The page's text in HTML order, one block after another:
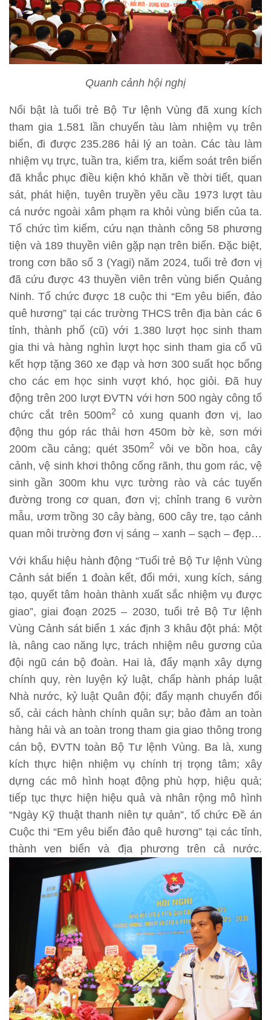
Quanh cảnh hội nghị
Nổi bật là tuổi trẻ Bộ Tư lệnh Vùng đã xung kích
tham gia 1.581 lần chuyến tàu làm nhiệm vụ trên
biển, đi được 235.286 hải lý an toàn. Các tàu làm
nhiệm vụ trực, tuần tra, kiểm tra, kiểm soát trên biển
đã khắc phục điều kiện khó khăn về thời tiết, quan
sát, phát hiện, tuyên truyền yêu cầu 1973 lượt tàu
cá nước ngoài xâm phạm ra khỏi vùng biển của ta.
Tổ chức tìm kiếm, cứu nạn thành công 58 phương
tiện và 189 thuyền viên gặp nạn trên biển. Đặc biệt,
trong cơn bão số 3 (Yagi) năm 2024, tuổi trẻ đơn vị
đã cứu được 43 thuyền viên trên vùng biển Quảng
Ninh. Tổ chức được 18 cuộc thi “Em yêu biển, đảo
quê hương” tại các trường THCS trên địa bàn các 6
tỉnh, thành phố (cũ) với 1.380 lượt học sinh tham
gia thi và hàng nghìn lượt học sinh tham gia cổ vũ
kết hợp tặng 360 xe đạp và hơn 300 suất học bổng
cho các em học sinh vượt khó, học giỏi. Đã huy
động trên 200 lượt ĐVTN với hơn 500 ngày công tổ
chức cắt trên 500m2
cỏ xung quanh đơn vị, lao
động thu góp rác thải hơn 450m bờ kè, sơn mới
200m cầu cảng; quét 350m2
vôi ve bồn hoa, cây
cảnh, vệ sinh khơi thông cống rãnh, thu gom rác, vệ
sinh gần 300m khu vực tường rào và các tuyến
đường trong cơ quan, đơn vị; chỉnh trang 6 vườn
mẫu, ươm trồng 30 cây bàng, 600 cây tre, tạo cảnh
quan môi trường đơn vị sáng – xanh – sạch – đẹp…
Với khẩu hiệu hành động “Tuổi trẻ Bộ Tư lệnh Vùng
Cảnh sát biển 1 đoàn kết, đổi mới, xung kích, sáng
tạo, quyết tâm hoàn thành xuất sắc nhiệm vụ được
giao”, giai đoạn 2025 – 2030, tuổi trẻ Bộ Tư lệnh
Vùng Cảnh sát biển 1 xác định 3 khâu đột phá: Một
là, nâng cao năng lực, trách nhiệm nêu gương của
đội ngũ cán bộ đoàn. Hai là, đẩy mạnh xây dựng
chính quy, rèn luyện kỷ luật, chấp hành pháp luật
Nhà nước, kỷ luật Quân đội; đẩy mạnh chuyển đổi
số, cải cách hành chính quân sự; bảo đảm an toàn
hàng hải và an toàn trong tham gia giao thông trong
cán bộ, ĐVTN toàn Bộ Tư lệnh Vùng. Ba là, xung
kích thực hiện nhiệm vụ chính trị trọng tâm; xây
dựng các mô hình hoạt động phù hợp, hiệu quả;
tiếp tục thực hiện hiệu quả và nhân rộng mô hình
“Ngày Kỹ thuật thanh niên tự quản”, tổ chức Đề án
Cuộc thi “Em yêu biển đảo quê hương” tại các tỉnh,
thành ven biển và địa phương trên cả nước.